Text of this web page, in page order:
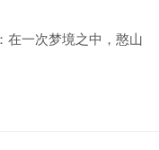
在一次梦境之中，憨山